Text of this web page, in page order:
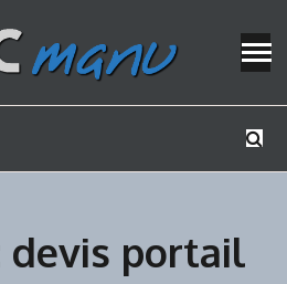
devis portail